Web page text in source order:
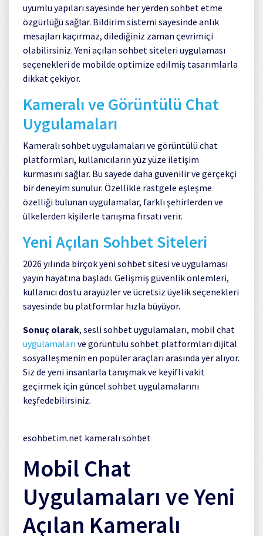
uyumlu yapıları sayesinde her yerden sohbet etme
özgürlüğü sağlar. Bildirim sistemi sayesinde anlık
mesajları kaçırmaz, dilediğiniz zaman çevrimiçi
olabilirsiniz. Yeni açılan sohbet siteleri uygulaması
seçenekleri de mobilde optimize edilmiş tasarımlarla
dikkat çekiyor.
Kameralı ve Görüntülü Chat
Uygulamaları
Kameralı sohbet uygulamaları ve görüntülü chat
platformları, kullanıcıların yüz yüze iletişim
kurmasını sağlar. Bu sayede daha güvenilir ve gerçekçi
bir deneyim sunulur. Özellikle rastgele eşleşme
özelliği bulunan uygulamalar, farklı şehirlerden ve
ülkelerden kişilerle tanışma fırsatı verir.
Yeni Açılan Sohbet Siteleri
2026 yılında birçok yeni sohbet sitesi ve uygulaması
yayın hayatına başladı. Gelişmiş güvenlik önlemleri,
kullanıcı dostu arayüzler ve ücretsiz üyelik seçenekleri
sayesinde bu platformlar hızla büyüyor.
Sonuç olarak, sesli sohbet uygulamaları, mobil chat
uygulamaları ve görüntülü sohbet platformları dijital
sosyalleşmenin en popüler araçları arasında yer alıyor.
Siz de yeni insanlarla tanışmak ve keyifli vakit
geçirmek için güncel sohbet uygulamalarını
keşfedebilirsiniz.
esohbetim.net kameralı sohbet
Mobil Chat
Uygulamaları ve Yeni
Açılan Kameralı